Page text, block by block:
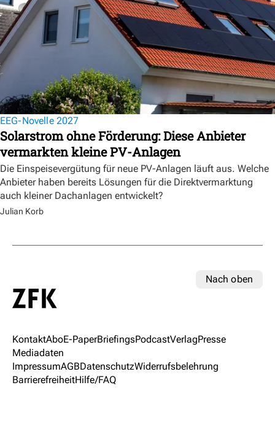
EEG-Novelle 2027
Solarstrom ohne Förderung: Diese Anbieter
vermarkten kleine PV-Anlagen
Die Einspeisevergütung für neue PV-Anlagen läuft aus. Welche
Anbieter haben bereits Lösungen für die Direktvermarktung
auch kleiner Dachanlagen entwickelt?
Julian Korb
Nach oben
KontaktAboE-PaperBriefingsPodcastVerlagPresse
Mediadaten
ImpressumAGBDatenschutzWiderrufsbelehrung
BarrierefreiheitHilfe/FAQ